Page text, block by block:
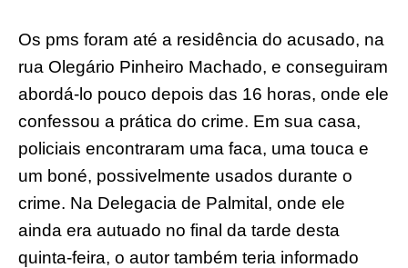
Os pms foram até a residência do acusado, na
rua Olegário Pinheiro Machado, e conseguiram
abordá-lo pouco depois das 16 horas, onde ele
confessou a prática do crime. Em sua casa,
policiais encontraram uma faca, uma touca e
um boné, possivelmente usados durante o
crime. Na Delegacia de Palmital, onde ele
ainda era autuado no final da tarde desta
quinta-feira, o autor também teria informado